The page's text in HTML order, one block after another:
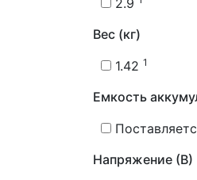
Вес (кг)
1.42 1
Емкость
Напряжение (В)